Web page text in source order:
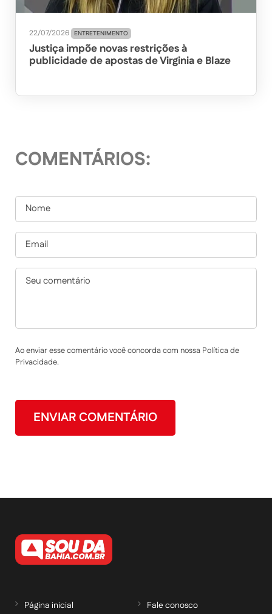
22/07/2026 ENTRETENIMENTO
Justiça impõe novas restrições à
publicidade de apostas de Virginia e Blaze
COMENTÁRIOS:
Ao enviar esse comentário você concorda com nossa Política de
Privacidade.
Página inicial Fale conosco